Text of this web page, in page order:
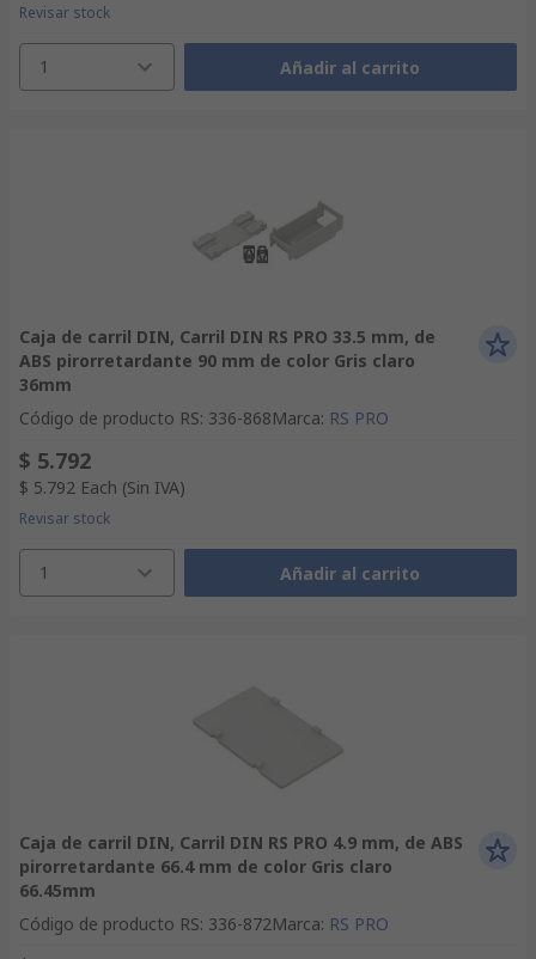
Revisar stock
1 Añadir al carrito
Caja de carril DIN, Carril DIN RS PRO 33.5 mm, de
ABS pirorretardante 90 mm de color Gris claro
36mm
Código de producto RS: 336-868Marca: RS PRO
$ 5.792
$ 5.792 Each (Sin IVA)
Revisar stock
1 Añadir al carrito
Caja de carril DIN, Carril DIN RS PRO 4.9 mm, de ABS
pirorretardante 66.4 mm de color Gris claro
66.45mm
Código de producto RS: 336-872Marca: RS PRO